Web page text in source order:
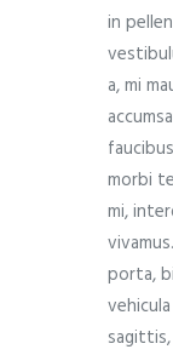
in
a, mi
morbi
mi,
porta,